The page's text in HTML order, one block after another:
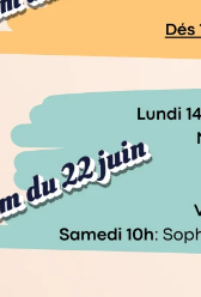
boutique
coffee